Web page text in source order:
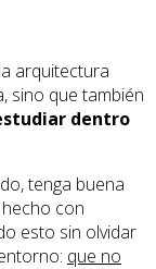
arquitectura
sino que también
dentro
tenga buena
con
esto sin olvidar
que no